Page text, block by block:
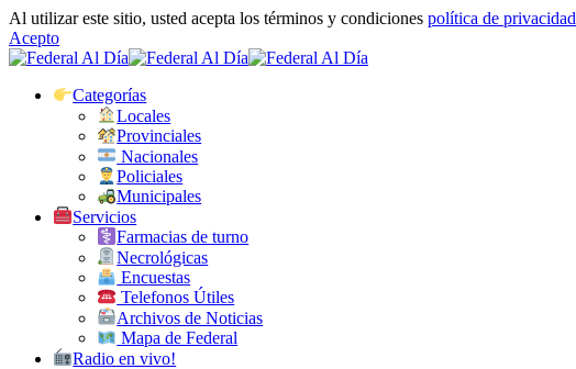
Al utilizar este sitio, usted acepta los términos y condiciones política de privacidad
Acepto
Categorías
Locales
Provinciales
Nacionales
Policiales
Municipales
Servicios
Farmacias de turno
Necrológicas
Encuestas
Telefonos Útiles
Archivos de Noticias
Mapa de Federal
Radio en vivo!